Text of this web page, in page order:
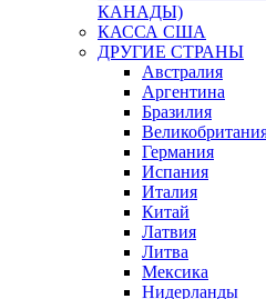
КАНАДЫ)
КАССА США
ДРУГИЕ СТРАНЫ
Австралия
Аргентина
Бразилия
Германия
Испания
Италия
Китай
Латвия
Литва
Мексика
Нидерланды